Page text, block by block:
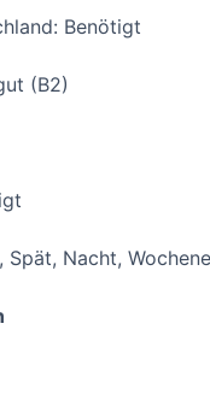
Benötigt
(B2)
Nacht,